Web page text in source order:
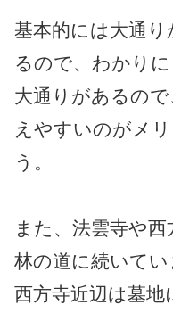
基本的には大通
るので、わかり
大通りがあるの
えやすいのがメ
う。
また、法雲寺や
林の道に続いてい
西方寺近辺は墓